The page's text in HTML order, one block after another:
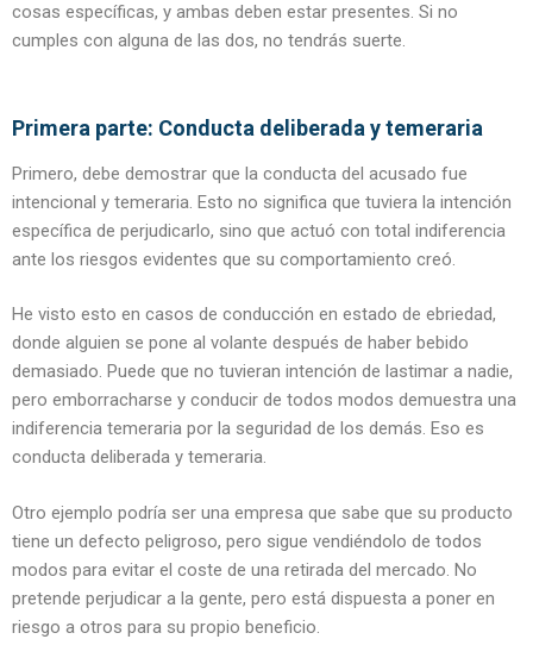
cosas específicas, y ambas deben estar presentes. Si no
cumples con alguna de las dos, no tendrás suerte.
Primera parte: Conducta deliberada y temeraria
Primero, debe demostrar que la conducta del acusado fue
intencional y temeraria. Esto no significa que tuviera la intención
específica de perjudicarlo, sino que actuó con total indiferencia
ante los riesgos evidentes que su comportamiento creó.
He visto esto en casos de conducción en estado de ebriedad,
donde alguien se pone al volante después de haber bebido
demasiado. Puede que no tuvieran intención de lastimar a nadie,
pero emborracharse y conducir de todos modos demuestra una
indiferencia temeraria por la seguridad de los demás. Eso es
conducta deliberada y temeraria.
Otro ejemplo podría ser una empresa que sabe que su producto
tiene un defecto peligroso, pero sigue vendiéndolo de todos
modos para evitar el coste de una retirada del mercado. No
pretende perjudicar a la gente, pero está dispuesta a poner en
riesgo a otros para su propio beneficio.